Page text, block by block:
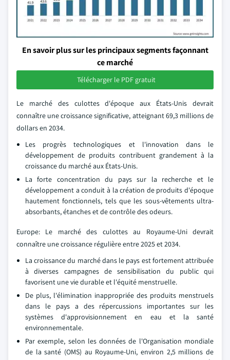
En savoir plus sur les principaux segments façonnant
ce marché
Télécharger le PDF gratuit
Le marché des culottes d'époque aux États-Unis devrait
connaître une croissance significative, atteignant 69,3 millions de
dollars en 2034.
Les progrès technologiques et l'innovation dans le
développement de produits contribuent grandement à la
croissance du marché aux États-Unis.
La forte concentration du pays sur la recherche et le
développement a conduit à la création de produits d'époque
hautement fonctionnels, tels que les sous-vêtements ultra-
absorbants, étanches et de contrôle des odeurs.
Europe: Le marché des culottes au Royaume-Uni devrait
connaître une croissance régulière entre 2025 et 2034.
La croissance du marché dans le pays est fortement attribuée
à diverses campagnes de sensibilisation du public qui
favorisent une vie durable et l'équité menstruelle.
De plus, l'élimination inappropriée des produits menstruels
dans le pays a des répercussions importantes sur les
systèmes d'approvisionnement en eau et la santé
environnementale.
Par exemple, selon les données de l'Organisation mondiale
de la santé (OMS) au Royaume-Uni, environ 2,5 millions de